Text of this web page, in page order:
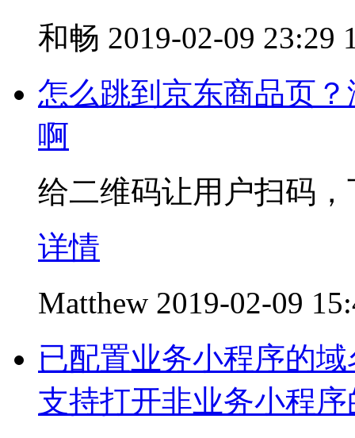
和畅 2019-02-09 23:29
怎么跳到京东商品页
啊
给二维码让用户扫码
详情
Matthew 2019-02-09
已配置业务小程序的
支持打开非业务小程序